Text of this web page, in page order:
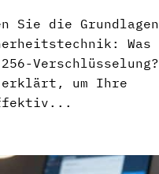
Sie die Grundlagen
Was
Verschlüsselung?
erklärt, um Ihre